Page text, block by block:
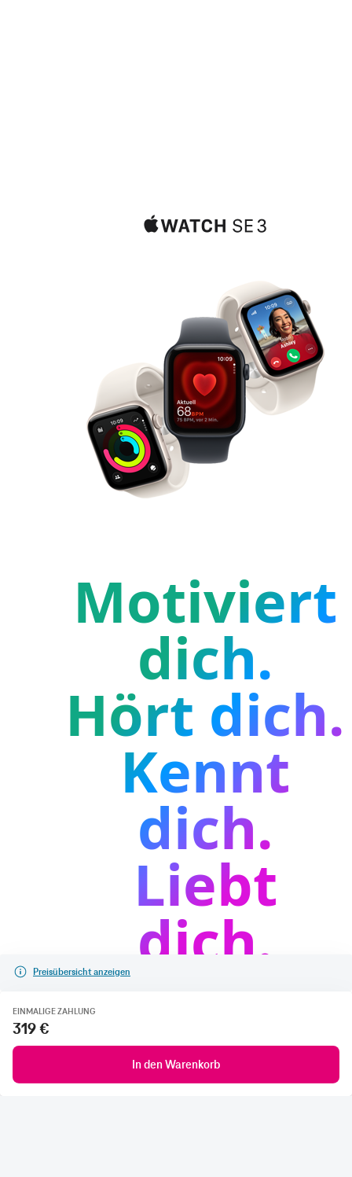
Preisübersicht anzeigen
EINMALIGE ZAHLUNG
319 €
In den Warenkorb